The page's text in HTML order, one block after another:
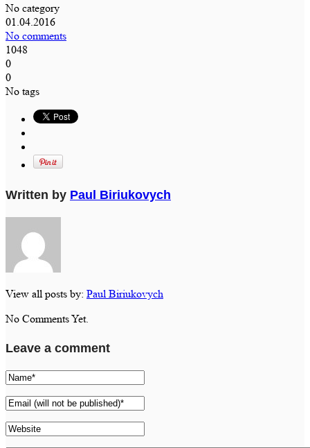
No category
01.04.2016
No comments
1048
0
0
No tags
Written by Paul Biriukovych
View all posts by: Paul Biriukovych
No Comments Yet.
Leave a comment